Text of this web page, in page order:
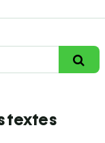
textes